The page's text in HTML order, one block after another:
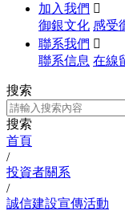
加入我們 
御銀文化 感受
聯系我們 
聯系信息 在線
搜索
搜索
首頁
/
投資者關系
/
誠信建設宣傳活動